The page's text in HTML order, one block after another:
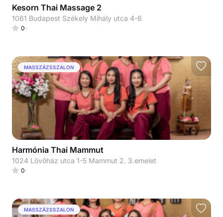
Kesorn Thai Massage 2
1061 Budapest Székely Mihály utca 4-6
0
MASSZÁZSSZALON
Harmónia Thai Mammut
1024 Lövőház utca 1-5 Mammut 2. 3.emelet
0
MASSZÁZSSZALON